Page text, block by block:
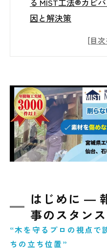
因と解決策
はじめに ― 報道の
木質建築とカビ発
問題点ではなく改
公共建築で求めら
まとめ ― 木と共生
はじめに ―
事のスタンス
“木を守るプロの視点で
ちの立ち位置”